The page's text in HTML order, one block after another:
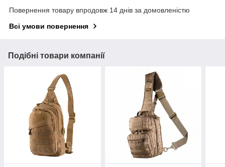
Повернення товару впродовж 14 днів за домовленістю
Всі умови повернення
Подібні товари компанії